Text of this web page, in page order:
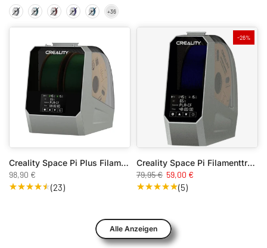
Creality Space Pi Plus Filamenttrockner
98,90 €
(23)
-26%
Creality Space Pi Filamenttrockner
79,95 € 59,00 €
(5)
Alle Anzeigen